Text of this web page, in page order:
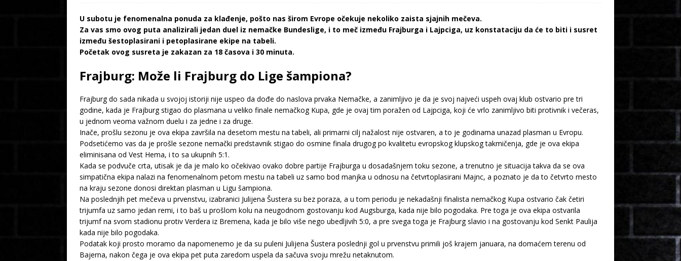
U subotu je fenomenalna ponuda za klađenje, pošto nas širom Evrope očekuje nekoliko zaista sjajnih mečeva.
Za vas smo ovog puta analizirali jedan duel iz nemačke Bundeslige, i to meč između Frajburga i Lajpciga, uz konstataciju da će to biti i susret
između šestoplasirani i petoplasirane ekipe na tabeli.
Početak ovog susreta je zakazan za 18 časova i 30 minuta.
Frajburg: Može li Frajburg do Lige šampiona?
Frajburg do sada nikada u svojoj istoriji nije uspeo da dođe do naslova prvaka Nemačke, a zanimljivo je da je svoj najveći uspeh ovaj klub ostvario pre tri
godine, kada je Frajburg stigao do plasmana u veliko finale nemačkog Kupa, gde je ovaj tim poražen od Lajpciga, koji će vrlo zanimljivo biti protivnik i večeras,
u jednom veoma važnom duelu i za jedne i za druge.
Inače, prošlu sezonu je ova ekipa završila na desetom mestu na tabeli, ali primarni cilj nažalost nije ostvaren, a to je godinama unazad plasman u Evropu.
Podsetićemo vas da je prošle sezone nemački predstavnik stigao do osmine finala drugog po kvalitetu evropskog klupskog takmičenja, gde je ova ekipa
eliminisana od Vest Hema, i to sa ukupnih 5:1.
Kada se podvuče crta, utisak je da je malo ko očekivao ovako dobre partije Frajburga u dosadašnjem toku sezone, a trenutno je situacija takva da se ova
simpatična ekipa nalazi na fenomenalnom petom mestu na tabeli uz samo bod manjka u odnosu na četvrtoplasirani Majnc, a poznato je da to četvrto mesto
na kraju sezone donosi direktan plasman u Ligu šampiona.
Na poslednjih pet mečeva u prvenstvu, izabranici Julijena Šustera su bez poraza, a u tom periodu je nekadašnji finalista nemačkog Kupa ostvario čak četiri
trijumfa uz samo jedan remi, i to baš u prošlom kolu na neugodnom gostovanju kod Augsburga, kada nije bilo pogodaka. Pre toga je ova ekipa ostvarila
trijumf na svom stadionu protiv Verdera iz Bremena, kada je bilo više nego ubedljivih 5:0, a pre svega toga je Frajburg slavio i na gostovanju kod Senkt Paulija
kada nije bilo pogodaka.
Podatak koji prosto moramo da napomenemo je da su puleni Julijena Šustera poslednji gol u prvenstvu primili još krajem januara, na domaćem terenu od
Bajerna, nakon čega je ova ekipa pet puta zaredom uspela da sačuva svoju mrežu netaknutom.